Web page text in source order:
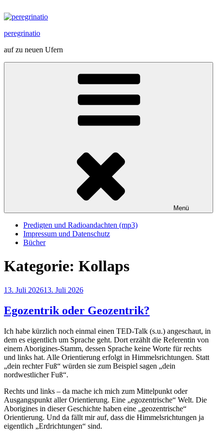
Inhalt
peregrinatio
auf zu neuen Ufern
Menü
Predigten und Radioandachten (mp3)
Impressum und Datenschutz
Bücher
Kategorie: Kollaps
Veröffentlicht
13. Juli 202613. Juli 2026
Egozentrik oder Geozentrik?
Ich habe kürzlich noch einmal einen TED-Talk (s.u.) angeschaut, in
dem es eigentlich um Sprache geht. Dort erzählt die Referentin von
einem Aborigines-Stamm, dessen Sprache keine Worte für rechts
und links hat. Alle Orientierung erfolgt in Himmelsrichtungen. Statt
„dein rechter Fuß“ würden sie zum Beispiel sagen „dein
nordwestlicher Fuß“.
Rechts und links – da mache ich mich zum Mittelpunkt oder
Ausgangspunkt aller Orientierung. Eine „egozentrische“ Welt. Die
Aborigines in dieser Geschichte haben eine „geozentrische“
Orientierung. Und da fällt mir auf, dass die Himmelsrichtungen ja
eigentlich „Erdrichtungen“ sind.